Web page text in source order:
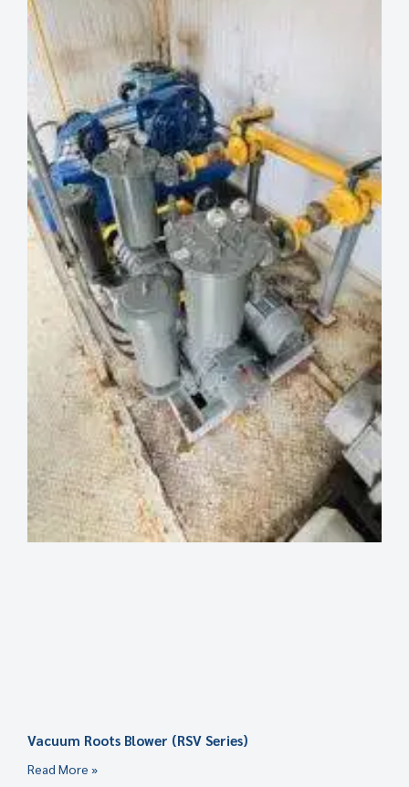
Vacuum Roots Blower (RSV Series)
Read More »